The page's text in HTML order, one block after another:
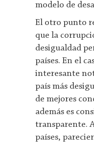
modelo de
El otro punto
que la
desigualdad
países. En el
interesante
país más
de mejores
además es
transparente.
países,